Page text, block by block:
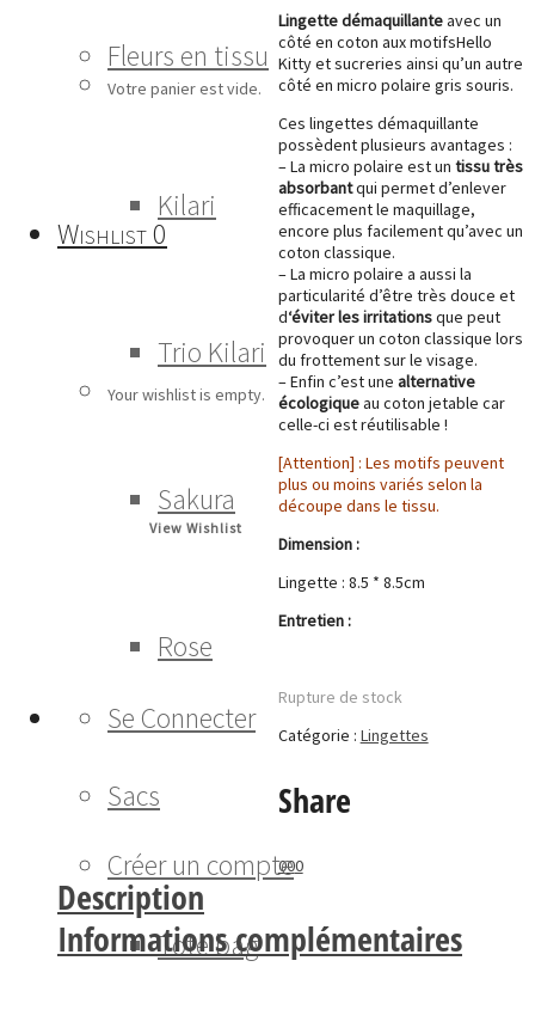
Fleurs en tissu
Kilari
Trio Kilari
Sakura
Rose
Sacs
Tote bag
Votre panier est vide.
Wishlist0
Your wishlist is empty.
View Wishlist
Se Connecter
Créer un compte
Lingette démaquillanteavec un
côté en coton aux motifsHello
Kitty et sucreries ainsi qu’un autre
côté en micro polaire gris souris.
Ces lingettes démaquillante
possèdent plusieurs avantages :
– La micro polaire est un tissu très
absorbantqui permet d’enlever
efficacement le maquillage,
encore plus facilement qu’avec un
coton classique.
– La micro polaire a aussi la
particularité d’être très douce et
d‘éviter les irritationsque peut
provoquer un coton classique lors
du frottement sur le visage.
– Enfin c’est une alternative
écologiqueau coton jetable car
celle-ci est réutilisable !
[Attention] : Les motifs peuvent
plus ou moins variés selon la
découpe dans le tissu.
Dimension :
Lingette : 8.5 * 8.5cm
Entretien :
Rupture de stock
Catégorie : Lingettes
Share
000
Description
Informations complémentaires